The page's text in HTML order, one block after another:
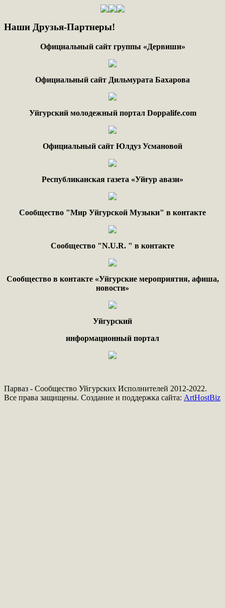
Наши Друзья-Партнеры!
Официальный сайт группы «Дервиши»
Официальный сайт Дильмурата Бахарова
Уйгурский молодежный портал Doppalife.com
Официальный сайт Юлдуз Усмановой
Республиканская газета «Уйғур авази»
Сообщество "Мир Уйгурской Музыки" в контакте
Сообщество "N.U.R. " в контакте
Сообщество в контакте «Уйгурские мероприятия, афиша,
новости»
Уйгурский
информационный портал
Парваз - Сообщество Уйгурских Исполнителей 2012-2022.
Все права защищены. Создание и поддержка сайта: ArtHostBiz